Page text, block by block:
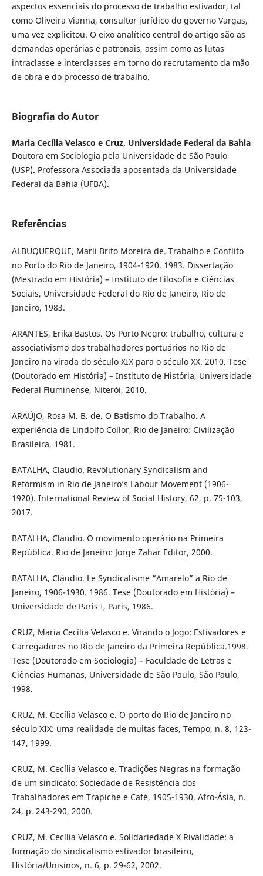
aspectos essenciais do processo de trabalho estivador, tal
como Oliveira Vianna, consultor jurídico do governo Vargas,
uma vez explicitou. O eixo analítico central do artigo são as
demandas operárias e patronais, assim como as lutas
intraclasse e interclasses em torno do recrutamento da mão
de obra e do processo de trabalho.
Biografia do Autor
Maria Cecília Velasco e Cruz, Universidade Federal da Bahia
Doutora em Sociologia pela Universidade de São Paulo
(USP). Professora Associada aposentada da Universidade
Federal da Bahia (UFBA).
Referências
ALBUQUERQUE, Marli Brito Moreira de. Trabalho e Conflito
no Porto do Rio de Janeiro, 1904-1920. 1983. Dissertação
(Mestrado em História) – Instituto de Filosofia e Ciências
Sociais, Universidade Federal do Rio de Janeiro, Rio de
Janeiro, 1983.
ARANTES, Erika Bastos. Os Porto Negro: trabalho, cultura e
associativismo dos trabalhadores portuários no Rio de
Janeiro na virada do século XIX para o século XX. 2010. Tese
(Doutorado em História) – Instituto de História, Universidade
Federal Fluminense, Niterói, 2010.
ARAÚJO, Rosa M. B. de. O Batismo do Trabalho. A
experiência de Lindolfo Collor, Rio de Janeiro: Civilização
Brasileira, 1981.
BATALHA, Claudio. Revolutionary Syndicalism and
Reformism in Rio de Janeiro’s Labour Movement (1906-
1920). International Review of Social History, 62, p. 75-103,
2017.
BATALHA, Claudio. O movimento operário na Primeira
República. Rio de Janeiro: Jorge Zahar Editor, 2000.
BATALHA, Cláudio. Le Syndicalisme “Amarelo” a Rio de
Janeiro, 1906-1930. 1986. Tese (Doutorado em História) –
Universidade de Paris I, Paris, 1986.
CRUZ, Maria Cecília Velasco e. Virando o Jogo: Estivadores e
Carregadores no Rio de Janeiro da Primeira República.1998.
Tese (Doutorado em Sociologia) – Faculdade de Letras e
Ciências Humanas, Universidade de São Paulo, São Paulo,
1998.
CRUZ, M. Cecília Velasco e. O porto do Rio de Janeiro no
século XIX: uma realidade de muitas faces, Tempo, n. 8, 123-
147, 1999.
CRUZ, M. Cecília Velasco e. Tradições Negras na formação
de um sindicato: Sociedade de Resistência dos
Trabalhadores em Trapiche e Café, 1905-1930, Afro-Ásia, n.
24, p. 243-290, 2000.
CRUZ, M. Cecília Velasco e. Solidariedade X Rivalidade: a
formação do sindicalismo estivador brasileiro,
História/Unisinos, n. 6, p. 29-62, 2002.